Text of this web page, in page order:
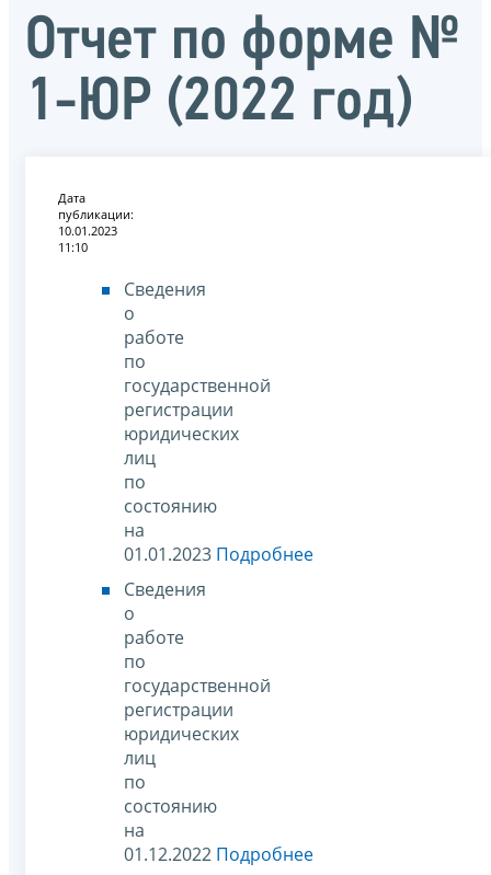
Отчет по форме №
1-ЮР (2022 год)
Дата
публикации:
10.01.2023
11:10
Сведения
о
работе
по
государственной
регистрации
юридических
лиц
по
состоянию
на
01.01.2023 Подробнее
Сведения
о
работе
по
государственной
регистрации
юридических
лиц
по
состоянию
на
01.12.2022 Подробнее